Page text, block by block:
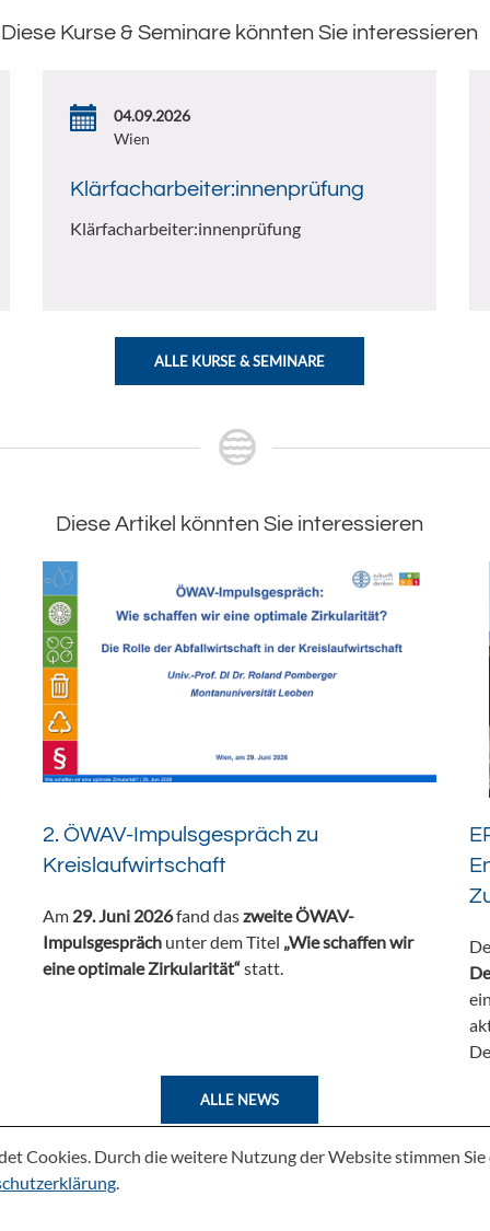
Diese Kurse & Seminare könnten Sie interessieren
04.09.2026
Wien
Klärfacharbeiter:innenprüfung
Klärfacharbeiter:innenprüfung
ALLE KURSE & SEMINARE
Diese Artikel könnten Sie interessieren
2. ÖWAV-Impulsgespräch zu
Kreislaufwirtschaft
Am 29. Juni 2026fand daszweite ÖWAV-
Impulsgespräch unter dem Titel „Wie schaffen wir
eine optimale Zirkularität“statt.
ALLE NEWS
Cookies. Durch die weitere Nutzung der Website stimmen
.